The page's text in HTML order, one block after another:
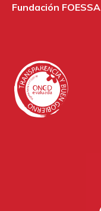
Fundación FOESSA